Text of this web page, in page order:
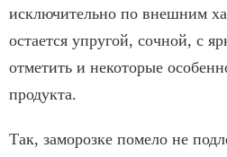
исключительно по внешним
остается упругой, сочной, с
отметить и некоторые
продукта.
Так, заморозке помело не